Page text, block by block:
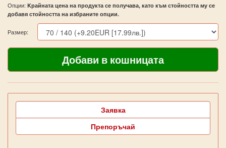
Опции: Kрайната цена на продукта се получава, като към стойността му се
добавя стойността на избраните опции.
Размер:
Заявка
Препоръчай